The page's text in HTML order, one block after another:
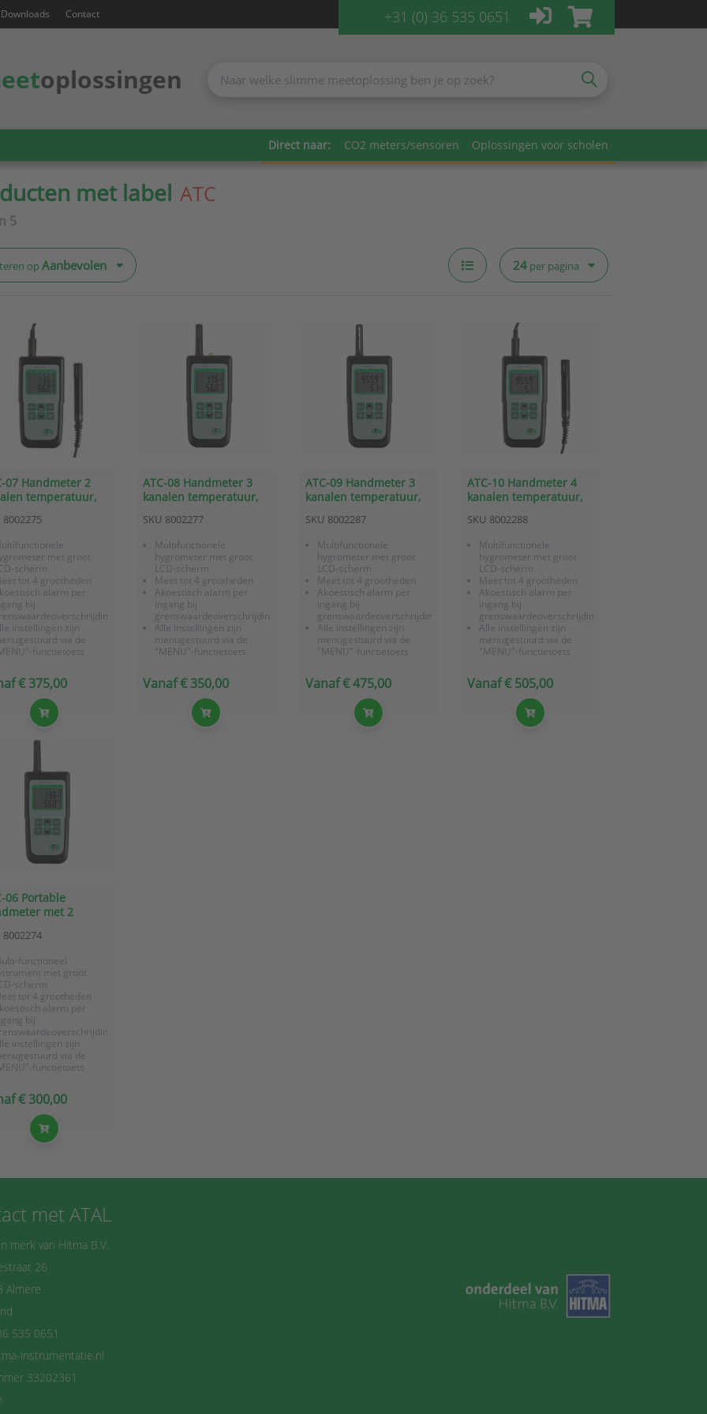
Downloads Contact +31 (0) 36 535 0651
oplossingen
Direct naar: CO2 meters/sensoren Oplossingen voor scholen
met label ATC
5
op Aanbevolen 24per pagina
07 Handmeter 2
temperatuur,
8002275
met groot
scherm
tot 4 grootheden
alarm per
bij
instellingen zijn
via de
functietoets
€ 375,00
ATC-08 Handmeter 3
kanalen temperatuur,
SKU 8002277
Multifunctionele
hygrometer met groot
LCD-scherm
Meet tot 4 grootheden
Akoestisch alarm per
ingang bij
grenswaardeoverschrijding
Alle instellingen zijn
menugestuurd via de
"MENU"-functietoets
fabriekscertificaat
Vanaf € 350,00
ATC-09 Handmeter 3
kanalen temperatuur,
atmosferische druk
SKU 8002287
Multifunctionele
hygrometer met groot
LCD-scherm
Meet tot 4 grootheden
Akoestisch alarm per
ingang bij
grenswaardeoverschrijding
Alle instellingen zijn
menugestuurd via de
"MENU"-functietoets
fabriekscertificaat
Vanaf € 475,00
ATC-10 Handmeter 4
kanalen temperatuur,
atmosferische druk
SKU 8002288
Multifunctionele
hygrometer met groot
LCD-scherm
Meet tot 4 grootheden
Akoestisch alarm per
ingang bij
grenswaardeoverschrijding
Alle instellingen zijn
menugestuurd via de
"MENU"-functietoets
fabriekscertificaat
Vanaf € 505,00
06 Portable
met 2
RV en
sensoren
8002274
functioneel
met groot
scherm
tot 4 grootheden
alarm per
bij
instellingen zijn
via de
functietoets
€ 300,00
met ATAL
merk van Hitma B.V.
26
Almere
535 0651
instrumentatie.nl
33202361